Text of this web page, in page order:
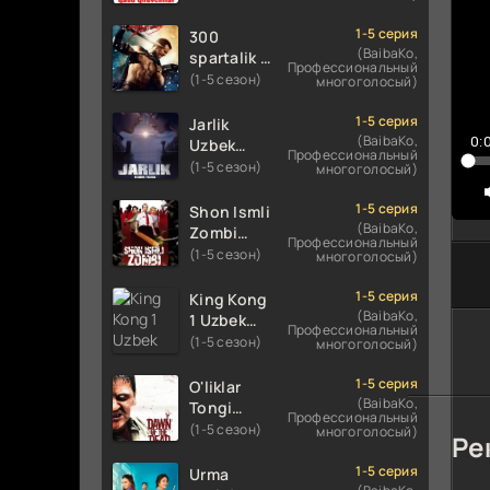
tilida
koreya
seryali
barcha
o'zbek
tilida
tilida 2016
O'zbekcha
tarjima
HD
skachat
300
spartalik 2
/ Uch yuz
2 Premyera
Uzbek
tilida 2013
tarjima
kino HD
skachat
(1-5 сезон)
1-5 серия
(BaibaKo,
Профессиональный
многоголосый)
Jarlik
Uzbek
tilida 2025
tarjima
kino HD
skachat
(1-5 сезон)
1-5 серия
(BaibaKo,
Профессиональный
многоголосый)
Shon Ismli
Zombi
Uzbek
O'zbekcha
tarjima
kino HD
(1-5 сезон)
1-5 серия
(BaibaKo,
Профессиональный
многоголосый)
King Kong
1 Uzbek
tilida 2005
tarjima
kino HD
skachat
(1-5 сезон)
1-5 серия
(BaibaKo,
Профессиональный
многоголосый)
O'liklar
Tongi
Uzbek
(2004)
(1-5 сезон)
1-5 серия
(BaibaKo,
Профессиональный
многоголосый)
Urma
1-5 серия